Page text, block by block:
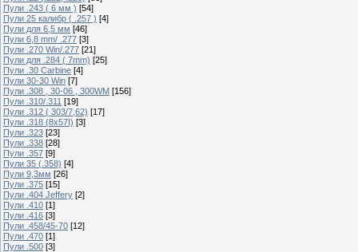
Пули .243 ( 6 мм ) [54]
Пули 25 калибр ( .257 ) [4]
Пули для 6,5 мм [46]
Пули 6,8 mm/ .277 [3]
Пули .270 Win/.277 [21]
Пули для .284 ( 7mm) [25]
Пули .30 Carbine [4]
Пули 30-30 Win [7]
Пули .308 , 30-06 , 300WM [156]
Пули .310/.311 [19]
Пули .312 ( 303/7,62) [17]
Пули .318 (8х57I) [3]
Пули .323 [23]
Пули .338 [28]
Пули .357 [9]
Пули 35 (.358) [4]
Пули 9,3мм [26]
Пули .375 [15]
Пули .404 Jeffery [2]
Пули .410 [1]
Пули .416 [3]
Пули .458/45-70 [12]
Пули .470 [1]
Пули .500 [3]